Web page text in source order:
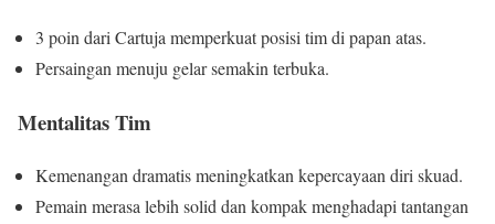
3 poin dari Cartuja memperkuat posisi tim di papan atas.
Persaingan menuju gelar semakin terbuka.
Mentalitas Tim
Kemenangan dramatis meningkatkan kepercayaan diri skuad.
Pemain merasa lebih solid dan kompak menghadapi tantangan